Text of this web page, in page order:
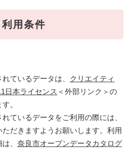
用条件
ているデータは、
クリエイティ
日本ライセンス ＜外部リンク＞ の
。
ているデータをご利用の際には、
だきますようお願いします。利用
、 奈良市オープンデータカタログ